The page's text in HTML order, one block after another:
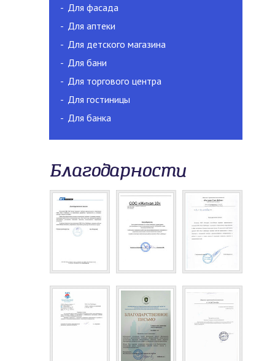
Для фасада
Для аптеки
Для детского магазина
Для бани
Для торгового центра
Для гостиницы
Для банка
Благодарности